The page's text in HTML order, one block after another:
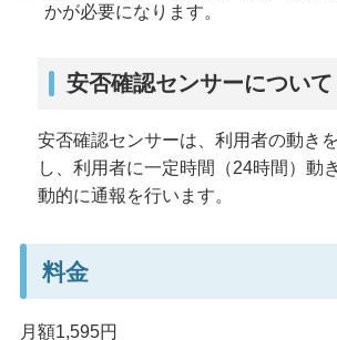
かが必要になります。
安否確認センサーについて
安否確認センサーは、利用者の動き
し、利用者に一定時間（24時間）動
動的に通報を行います。
料金
月額1,595円